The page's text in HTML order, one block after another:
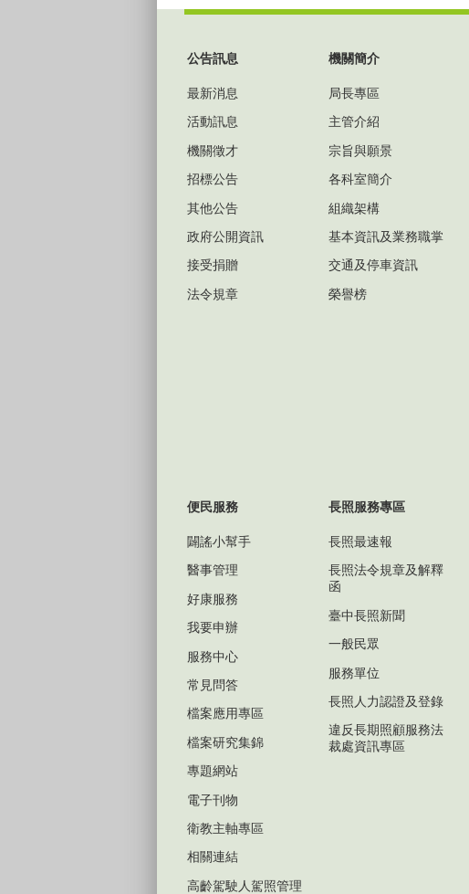
公告訊息
最新消息
活動訊息
機關徵才
招標公告
其他公告
政府公開資訊
接受捐贈
法令規章
機關簡介
局長專區
主管介紹
宗旨與願景
各科室簡介
組織架構
基本資訊及業務職掌
交通及停車資訊
榮譽榜
便民服務
闢謠小幫手
醫事管理
好康服務
我要申辦
服務中心
常見問答
檔案應用專區
檔案研究集錦
專題網站
電子刊物
衛教主軸專區
相關連結
高齡駕駛人駕照管理
長照服務專區
長照最速報
長照法令規章及解釋
函
臺中長照新聞
一般民眾
服務單位
長照人力認證及登錄
違反長期照顧服務法
裁處資訊專區